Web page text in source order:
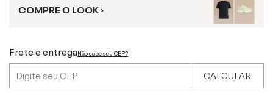
COMPRE O LOOK ›
Frete e entregaNão sabe seu CEP?
CALCULAR